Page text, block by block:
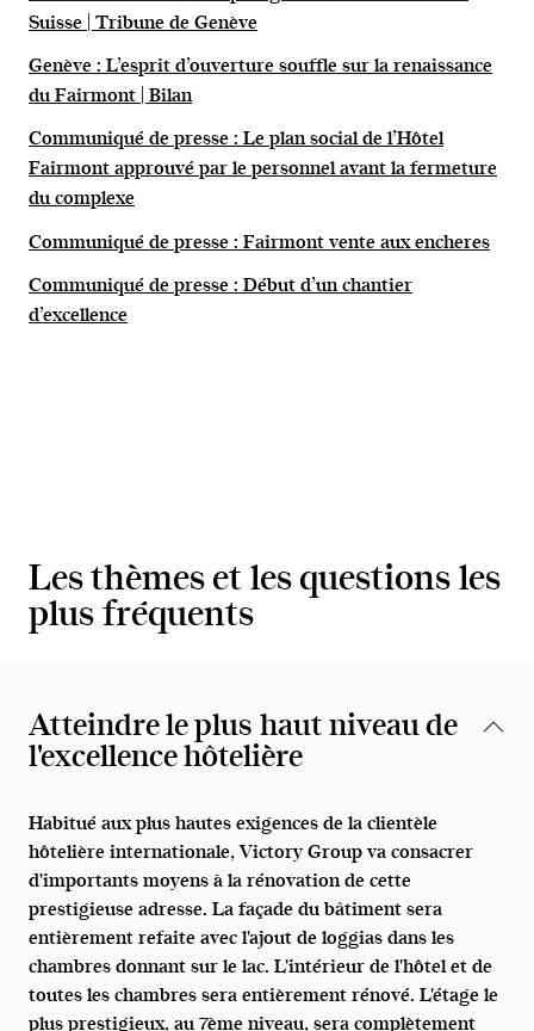
Suisse | Tribune de Genève
Genève : L’esprit d’ouverture souffle sur la renaissance
du Fairmont | Bilan
Communiqué de presse : Le plan social de l’Hôtel
Fairmont approuvé par le personnel avant la fermeture
du complexe
Communiqué de presse : Fairmont vente aux encheres
Communiqué de presse : Début d’un chantier
d’excellence
Les thèmes et les questions les
plus fréquents
Atteindre le plus haut niveau de
l'excellence hôtelière
Habitué aux plus hautes exigences de la clientèle
hôtelière internationale, Victory Group va consacrer
d'importants moyens à la rénovation de cette
prestigieuse adresse. La façade du bâtiment sera
entièrement refaite avec l'ajout de loggias dans les
chambres donnant sur le lac. L'intérieur de l'hôtel et de
toutes les chambres sera entièrement rénové. L'étage le
plus prestigieux, au 7ème niveau, sera complètement